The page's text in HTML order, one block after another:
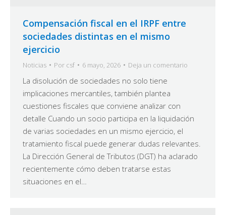
Compensación fiscal en el IRPF entre
sociedades distintas en el mismo
ejercicio
Noticias Por csf 6 mayo, 2026 Deja un comentario
La disolución de sociedades no solo tiene
implicaciones mercantiles, también plantea
cuestiones fiscales que conviene analizar con
detalle Cuando un socio participa en la liquidación
de varias sociedades en un mismo ejercicio, el
tratamiento fiscal puede generar dudas relevantes.
La Dirección General de Tributos (DGT) ha aclarado
recientemente cómo deben tratarse estas
situaciones en el…